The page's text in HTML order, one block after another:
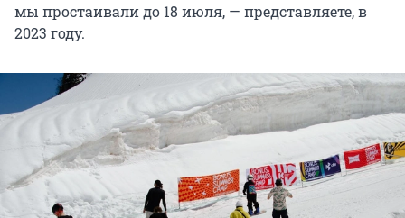
мы простаивали до 18 июля, — представляете, в
2023 году.